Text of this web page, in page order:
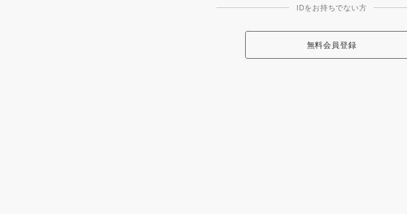
IDをお持ちでない方
無料会員登録